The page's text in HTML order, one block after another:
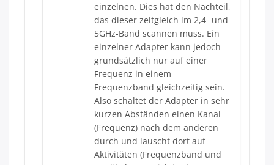
einzelnen. Dies hat den Nachteil,
das dieser zeitgleich im 2,4- und
5GHz-Band scannen muss. Ein
einzelner Adapter kann jedoch
grundsätzlich nur auf einer
Frequenz in einem
Frequenzband gleichzeitig sein.
Also schaltet der Adapter in sehr
kurzen Abständen einen Kanal
(Frequenz) nach dem anderen
durch und lauscht dort auf
Aktivitäten (Frequenzband und